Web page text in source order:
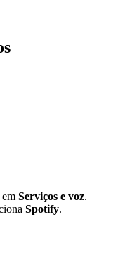
Serviços e voz.
Spotify.